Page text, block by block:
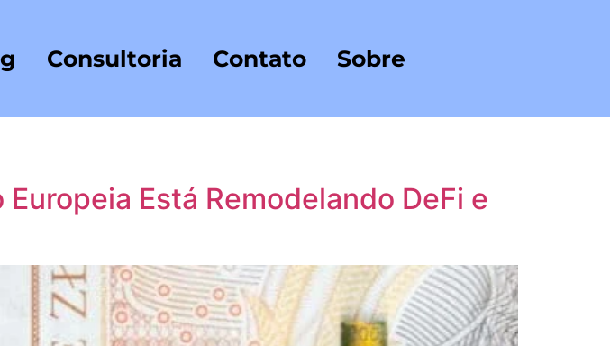
Consultoria Contato Sobre
Está Remodelando DeFi e